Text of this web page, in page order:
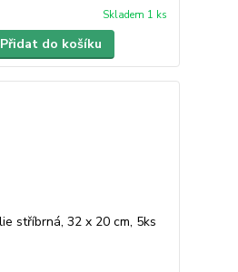
Skladem 1 ks
Přidat do košíku